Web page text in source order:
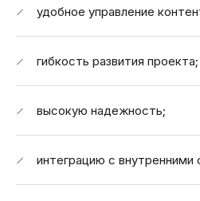
удобное управление
гибкость развития проекта;
высокую надежность;
интеграцию с внутренними